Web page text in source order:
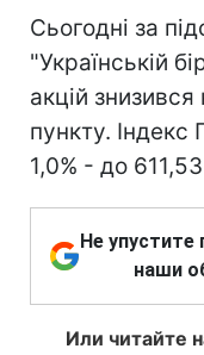
Сьогодні за
"Українській
акцій
пункту.
1,0% - до
Не упустите
наши
Или читайте